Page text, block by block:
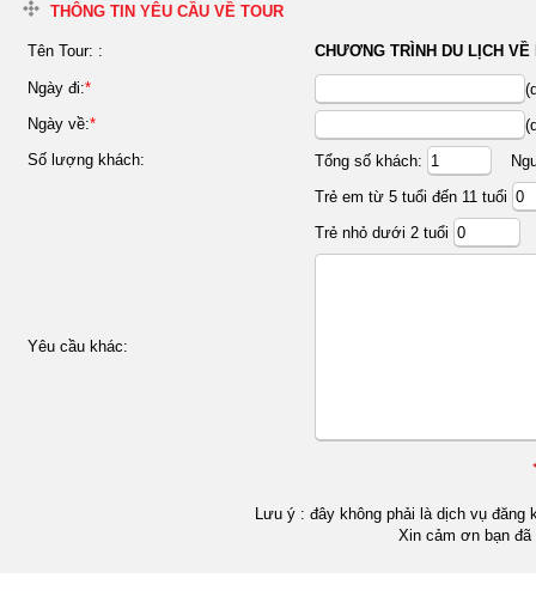
THÔNG TIN YÊU CẦU VỀ TOUR
Tên Tour: : CHƯƠNG TRÌNH DU LỊCH VỀ
Ngày đi:*
Ngày về:*
Số lượng khách:
Tổng số khách:
Trẻ em từ 5 tuổi đến 11 tuổi
Trẻ nhỏ dưới 2 tuổi
Yêu cầu khác:
Lưu ý : đây không phải là dịch vụ
Xin cảm ơn bạn đã